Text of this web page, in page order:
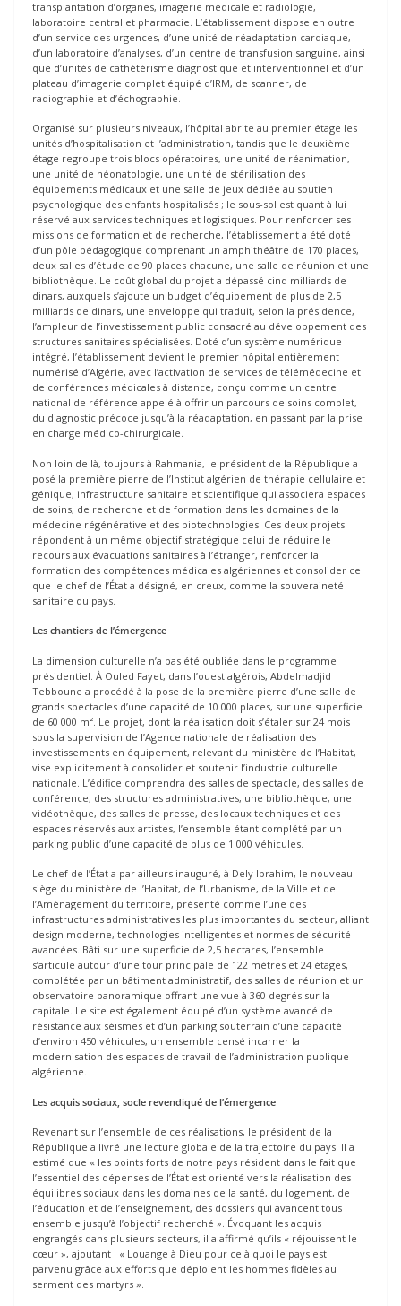
transplantation d’organes, imagerie médicale et radiologie,
laboratoire central et pharmacie. L’établissement dispose en outre
d’un service des urgences, d’une unité de réadaptation cardiaque,
d’un laboratoire d’analyses, d’un centre de transfusion sanguine, ainsi
que d’unités de cathétérisme diagnostique et interventionnel et d’un
plateau d’imagerie complet équipé d’IRM, de scanner, de
radiographie et d’échographie.
Organisé sur plusieurs niveaux, l’hôpital abrite au premier étage les
unités d’hospitalisation et l’administration, tandis que le deuxième
étage regroupe trois blocs opératoires, une unité de réanimation,
une unité de néonatologie, une unité de stérilisation des
équipements médicaux et une salle de jeux dédiée au soutien
psychologique des enfants hospitalisés ; le sous-sol est quant à lui
réservé aux services techniques et logistiques. Pour renforcer ses
missions de formation et de recherche, l’établissement a été doté
d’un pôle pédagogique comprenant un amphithéâtre de 170 places,
deux salles d’étude de 90 places chacune, une salle de réunion et une
bibliothèque. Le coût global du projet a dépassé cinq milliards de
dinars, auxquels s’ajoute un budget d’équipement de plus de 2,5
milliards de dinars, une enveloppe qui traduit, selon la présidence,
l’ampleur de l’investissement public consacré au développement des
structures sanitaires spécialisées. Doté d’un système numérique
intégré, l’établissement devient le premier hôpital entièrement
numérisé d’Algérie, avec l’activation de services de télémédecine et
de conférences médicales à distance, conçu comme un centre
national de référence appelé à offrir un parcours de soins complet,
du diagnostic précoce jusqu’à la réadaptation, en passant par la prise
en charge médico-chirurgicale.
Non loin de là, toujours à Rahmania, le président de la République a
posé la première pierre de l’Institut algérien de thérapie cellulaire et
génique, infrastructure sanitaire et scientifique qui associera espaces
de soins, de recherche et de formation dans les domaines de la
médecine régénérative et des biotechnologies. Ces deux projets
répondent à un même objectif stratégique celui de réduire le
recours aux évacuations sanitaires à l’étranger, renforcer la
formation des compétences médicales algériennes et consolider ce
que le chef de l’État a désigné, en creux, comme la souveraineté
sanitaire du pays.
Les chantiers de l’émergence
La dimension culturelle n’a pas été oubliée dans le programme
présidentiel. À Ouled Fayet, dans l’ouest algérois, Abdelmadjid
Tebboune a procédé à la pose de la première pierre d’une salle de
grands spectacles d’une capacité de 10 000 places, sur une superficie
de 60 000 m². Le projet, dont la réalisation doit s’étaler sur 24 mois
sous la supervision de l’Agence nationale de réalisation des
investissements en équipement, relevant du ministère de l’Habitat,
vise explicitement à consolider et soutenir l’industrie culturelle
nationale. L’édifice comprendra des salles de spectacle, des salles de
conférence, des structures administratives, une bibliothèque, une
vidéothèque, des salles de presse, des locaux techniques et des
espaces réservés aux artistes, l’ensemble étant complété par un
parking public d’une capacité de plus de 1 000 véhicules.
Le chef de l’État a par ailleurs inauguré, à Dely Ibrahim, le nouveau
siège du ministère de l’Habitat, de l’Urbanisme, de la Ville et de
l’Aménagement du territoire, présenté comme l’une des
infrastructures administratives les plus importantes du secteur, alliant
design moderne, technologies intelligentes et normes de sécurité
avancées. Bâti sur une superficie de 2,5 hectares, l’ensemble
s’articule autour d’une tour principale de 122 mètres et 24 étages,
complétée par un bâtiment administratif, des salles de réunion et un
observatoire panoramique offrant une vue à 360 degrés sur la
capitale. Le site est également équipé d’un système avancé de
résistance aux séismes et d’un parking souterrain d’une capacité
d’environ 450 véhicules, un ensemble censé incarner la
modernisation des espaces de travail de l’administration publique
algérienne.
Les acquis sociaux, socle revendiqué de l’émergence
Revenant sur l’ensemble de ces réalisations, le président de la
République a livré une lecture globale de la trajectoire du pays. Il a
estimé que « les points forts de notre pays résident dans le fait que
l’essentiel des dépenses de l’État est orienté vers la réalisation des
équilibres sociaux dans les domaines de la santé, du logement, de
l’éducation et de l’enseignement, des dossiers qui avancent tous
ensemble jusqu’à l’objectif recherché ». Évoquant les acquis
engrangés dans plusieurs secteurs, il a affirmé qu’ils « réjouissent le
cœur », ajoutant : « Louange à Dieu pour ce à quoi le pays est
parvenu grâce aux efforts que déploient les hommes fidèles au
serment des martyrs ».